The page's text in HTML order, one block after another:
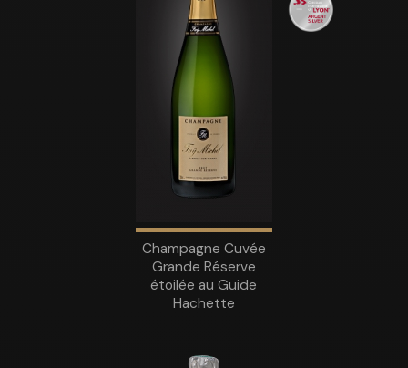
Champagne Cuvée
Grande Réserve
étoilée au Guide
Hachette